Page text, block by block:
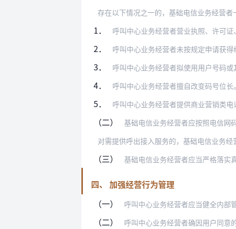
存在以下情况之一的，基础电信业务经营者
1． 呼叫中心业务经营者营业执照、许可
2． 呼叫中心业务经营者未按规定申请获
3． 呼叫中心业务经营者拟使用用户号码
4． 呼叫中心业务经营者擅自改变码号位长。
5． 呼叫中心业务经营者提供商业营销类电
（二） 基础电信业务经营者应按照电信网
（三）
基础电信业务经营者应当严格落实真
四、 加强经营行为管理
（一）
呼叫中心业务经营者应当健全内部
（二） 呼叫中心业务经营者确因用户同意的即时